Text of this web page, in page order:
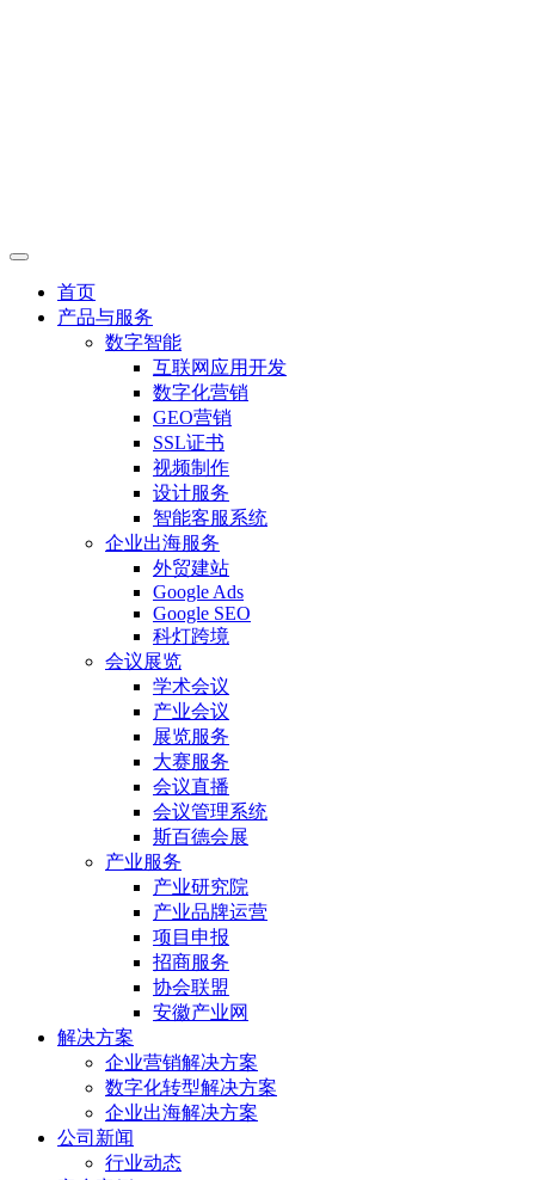
首页
产品与服务
数字智能
互联网应用开发
数字化营销
GEO营销
SSL证书
视频制作
设计服务
智能客服系统
企业出海服务
外贸建站
Google Ads
Google SEO
科灯跨境
会议展览
学术会议
产业会议
展览服务
大赛服务
会议直播
会议管理系统
斯百德会展
产业服务
产业研究院
产业品牌运营
项目申报
招商服务
协会联盟
安徽产业网
解决方案
企业营销解决方案
数字化转型解决方案
企业出海解决方案
公司新闻
行业动态